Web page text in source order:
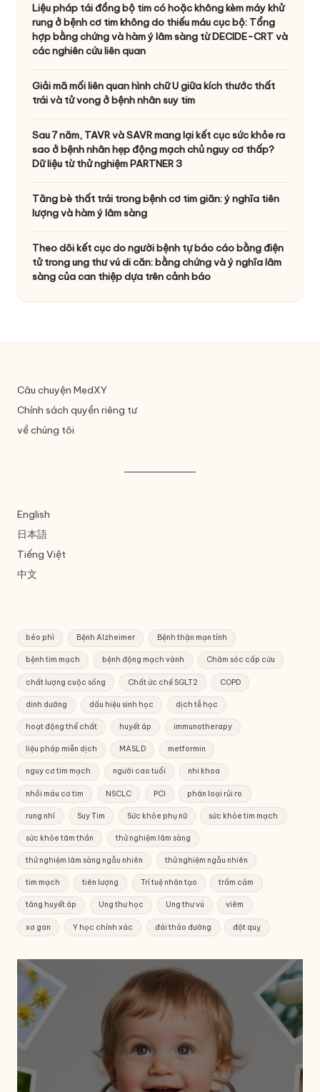
Liệu pháp tái đồng bộ tim có hoặc không kèm máy khử
rung ở bệnh cơ tim không do thiếu máu cục bộ: Tổng
hợp bằng chứng và hàm ý lâm sàng từ DECIDE-CRT và
các nghiên cứu liên quan
Giải mã mối liên quan hình chữ U giữa kích thước thất
trái và tử vong ở bệnh nhân suy tim
Sau 7 năm, TAVR và SAVR mang lại kết cục sức khỏe ra
sao ở bệnh nhân hẹp động mạch chủ nguy cơ thấp?
Dữ liệu từ thử nghiệm PARTNER 3
Tăng bè thất trái trong bệnh cơ tim giãn: ý nghĩa tiên
lượng và hàm ý lâm sàng
Theo dõi kết cục do người bệnh tự báo cáo bằng điện
tử trong ung thư vú di căn: bằng chứng và ý nghĩa lâm
sàng của can thiệp dựa trên cảnh báo
Câu chuyện MedXY
Chính sách quyền riêng tư
về chúng tôi
English
日本語
Tiếng Việt
中文
béo phì Bệnh Alzheimer Bệnh thận mạn tính
bệnh tim mạch bệnh động mạch vành Chăm sóc cấp cứu
chất lượng cuộc sống Chất ức chế SGLT2 COPD
dinh dưỡng dấu hiệu sinh học dịch tễ học
hoạt động thể chất huyết áp immunotherapy
liệu pháp miễn dịch MASLD metformin
nguy cơ tim mạch người cao tuổi nhi khoa
nhồi máu cơ tim NSCLC PCI phân loại rủi ro
rung nhĩ Suy Tim Sức khỏe phụ nữ sức khỏe tim mạch
sức khỏe tâm thần thử nghiệm lâm sàng
thử nghiệm lâm sàng ngẫu nhiên thử nghiệm ngẫu nhiên
tim mạch tiên lượng Trí tuệ nhân tạo trầm cảm
tăng huyết áp Ung thư học Ung thư vú viêm
xơ gan Y học chính xác đái tháo đường đột quỵ